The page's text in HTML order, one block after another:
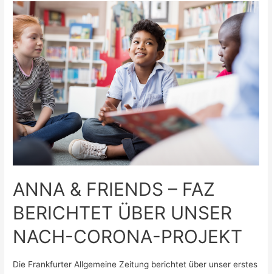
JETZT
AUCH
IM
ADORNO-
GYMNASIUM
IN
FRANKFURT
ANNA & FRIENDS – FAZ
BERICHTET ÜBER UNSER
NACH-CORONA-PROJEKT
Die Frankfurter Allgemeine Zeitung berichtet über unser erstes